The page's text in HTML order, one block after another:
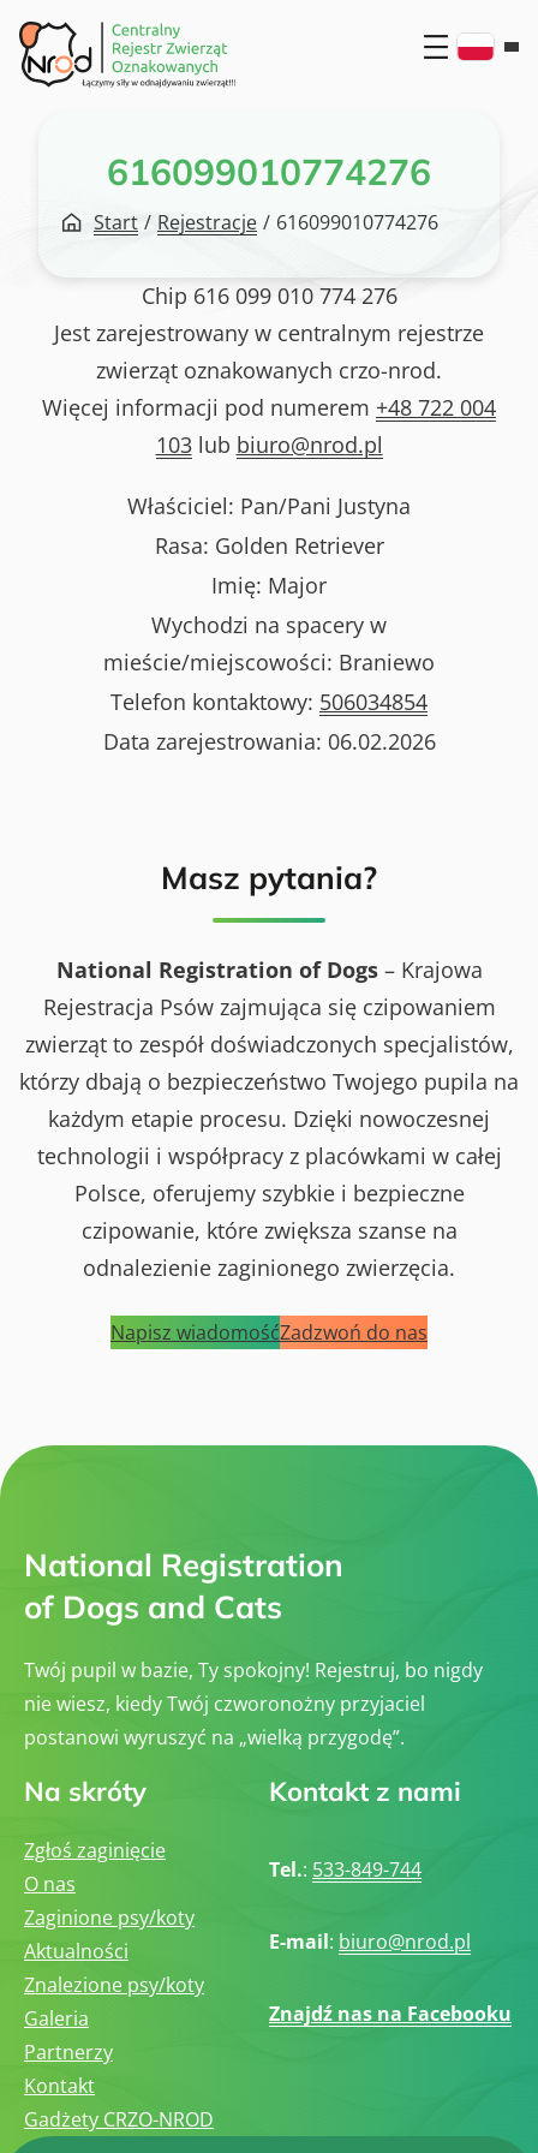
Przejdź
do
treści
616099010774276
Start / Rejestracje / 616099010774276
Chip 616 099 010 774 276
Jest zarejestrowany w centralnym rejestrze
zwierząt oznakowanych crzo-nrod.
Więcej informacji pod numerem +48 722 004
103lub biuro@nrod.pl
Właściciel: Pan/Pani Justyna
Rasa: Golden Retriever
Imię: Major
Wychodzi na spacery w
mieście/miejscowości: Braniewo
Telefon kontaktowy: 506034854
Data zarejestrowania: 06.02.2026
Masz pytania?
National Registration of Dogs– Krajowa
Rejestracja Psów zajmująca się czipowaniem
zwierząt to zespół doświadczonych specjalistów,
którzy dbają o bezpieczeństwo Twojego pupila na
każdym etapie procesu. Dzięki nowoczesnej
technologii i współpracy z placówkami w całej
Polsce, oferujemy szybkie i bezpieczne
czipowanie, które zwiększa szanse na
odnalezienie zaginionego zwierzęcia.
Napisz wiadomośćZadzwoń do nas
National Registration
of Dogs and Cats
Twój pupil w bazie, Ty spokojny! Rejestruj, bo nigdy
nie wiesz, kiedy Twój czworonożny przyjaciel
postanowi wyruszyć na „wielką przygodę”.
Na skróty
Zgłoś zaginięcie
O nas
Zaginione psy/koty
Aktualności
Znalezione psy/koty
Galeria
Partnerzy
Kontakt
Gadżety CRZO-NROD
Kontakt z nami
Tel.: 533-849-744
E-mail: biuro@nrod.pl
Znajdź nas na Facebooku